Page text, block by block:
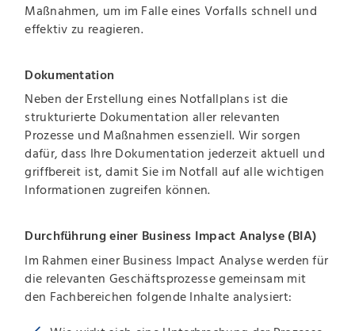
Maßnahmen, um im Falle eines Vorfalls schnell und
effektiv zu reagieren.
Dokumentation
Neben der Erstellung eines Notfallplans ist die
strukturierte Dokumentation aller relevanten
Prozesse und Maßnahmen essenziell. Wir sorgen
dafür, dass Ihre Dokumentation jederzeit aktuell und
griffbereit ist, damit Sie im Notfall auf alle wichtigen
Informationen zugreifen können.
Durchführung einer Business Impact Analyse (BIA)
Im Rahmen einer Business Impact Analyse werden für
die relevanten Geschäftsprozesse gemeinsam mit
den Fachbereichen folgende Inhalte analysiert: